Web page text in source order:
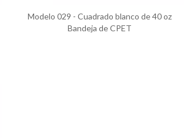
Modelo 029 - Cuadrado blanco de 40 oz
Bandeja de CPET